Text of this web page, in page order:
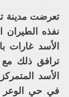
تعرضت مدينة
نفذه
الأسد غارات
ترافق ذلك
الأسد
في حي الوعر